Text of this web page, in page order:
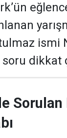
ismi
soru dikkat